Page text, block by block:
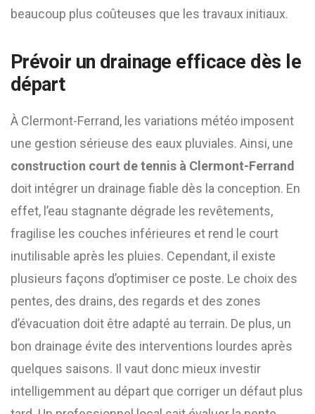
beaucoup plus coûteuses que les travaux initiaux.
Prévoir un drainage efficace dès le
départ
À Clermont-Ferrand, les variations météo imposent
une gestion sérieuse des eaux pluviales. Ainsi, une
construction court de tennis à Clermont-Ferrand
doit intégrer un drainage fiable dès la conception. En
effet, l’eau stagnante dégrade les revêtements,
fragilise les couches inférieures et rend le court
inutilisable après les pluies. Cependant, il existe
plusieurs façons d’optimiser ce poste. Le choix des
pentes, des drains, des regards et des zones
d’évacuation doit être adapté au terrain. De plus, un
bon drainage évite des interventions lourdes après
quelques saisons. Il vaut donc mieux investir
intelligemment au départ que corriger un défaut plus